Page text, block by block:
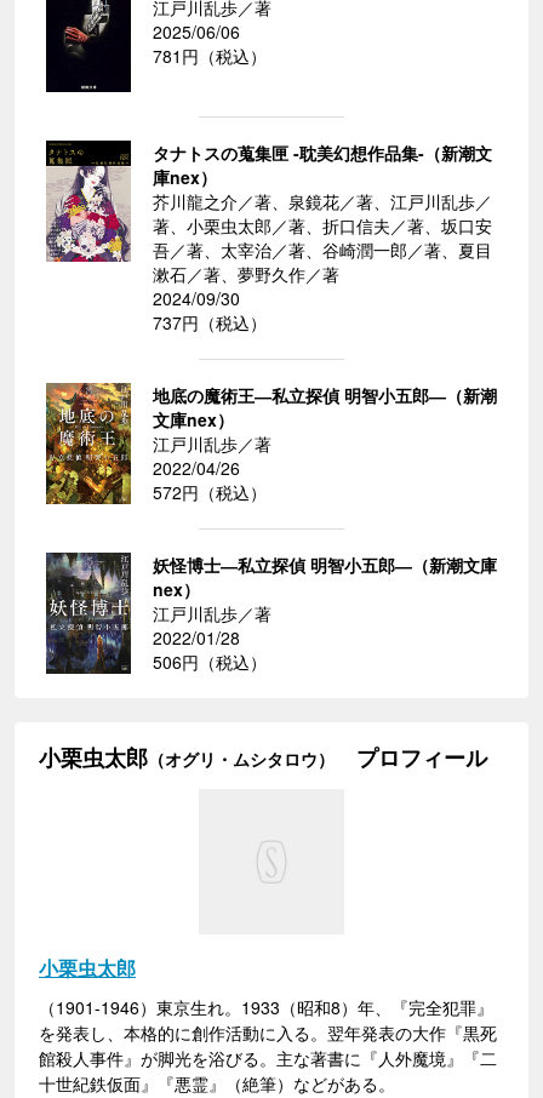
江戸川乱歩／著
2025/06/06
781円（税込）
タナトスの蒐集匣 -耽美幻想作品集-（新潮文
庫nex）
芥川龍之介／著、泉鏡花／著、江戸川乱歩／
著、小栗虫太郎／著、折口信夫／著、坂口安
吾／著、太宰治／著、谷崎潤一郎／著、夏目
漱石／著、夢野久作／著
2024/09/30
737円（税込）
地底の魔術王―私立探偵 明智小五郎―（新潮
文庫nex）
江戸川乱歩／著
2022/04/26
572円（税込）
妖怪博士―私立探偵 明智小五郎―（新潮文庫
nex）
江戸川乱歩／著
2022/01/28
506円（税込）
小栗虫太郎 （オグリ・ムシタロウ） プロフィール
小栗虫太郎
（1901-1946）東京生れ。1933（昭和8）年、『完全犯罪』
を発表し、本格的に創作活動に入る。翌年発表の大作『黒死
館殺人事件』が脚光を浴びる。主な著書に『人外魔境』『二
十世紀鉄仮面』『悪霊』（絶筆）などがある。